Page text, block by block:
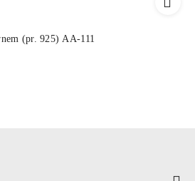
(pr. 925) AA-111